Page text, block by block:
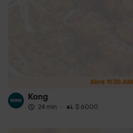
Abre 11:30 AM
Kong
24 min · $ 6000